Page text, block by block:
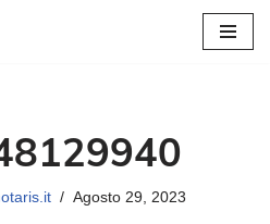
Agosto 29, 2023